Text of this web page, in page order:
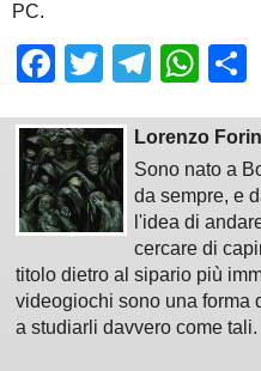
PC.
Facebook
Twitter
Lorenzo
Sono nato a
da sempre, e
l'idea di
cercare di
titolo dietro al sipario più
videogiochi sono una forma
a studiarli davvero come tali.